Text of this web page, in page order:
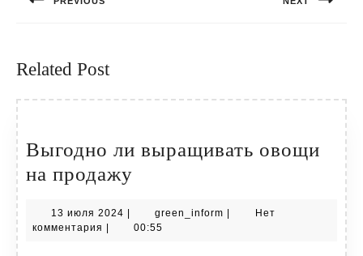
записям
Related Post
Выгодно ли выращивать овощи
на продажу
выращивать
13 июля 2024 13
июля
green_inform green_inform
Нет
комментария
00:55